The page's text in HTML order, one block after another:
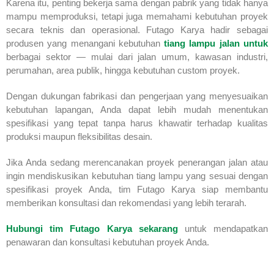
Karena itu, penting bekerja sama dengan pabrik yang tidak hanya
mampu memproduksi, tetapi juga memahami kebutuhan proyek
secara teknis dan operasional. Futago Karya hadir sebagai
produsen yang menangani kebutuhantiang lampu jalan untuk
berbagai sektor — mulai dari jalan umum, kawasan industri,
perumahan, area publik, hingga kebutuhan custom proyek.
Dengan dukungan fabrikasi dan pengerjaan yang menyesuaikan
kebutuhan lapangan, Anda dapat lebih mudah menentukan
spesifikasi yang tepat tanpa harus khawatir terhadap kualitas
produksi maupun fleksibilitas desain.
Jika Anda sedang merencanakan proyek penerangan jalan atau
ingin mendiskusikan kebutuhan tiang lampu yang sesuai dengan
spesifikasi proyek Anda, tim Futago Karya siap membantu
memberikan konsultasi dan rekomendasi yang lebih terarah.
Hubungi tim Futago Karya sekaranguntuk mendapatkan
penawaran dan konsultasi kebutuhan proyek Anda.